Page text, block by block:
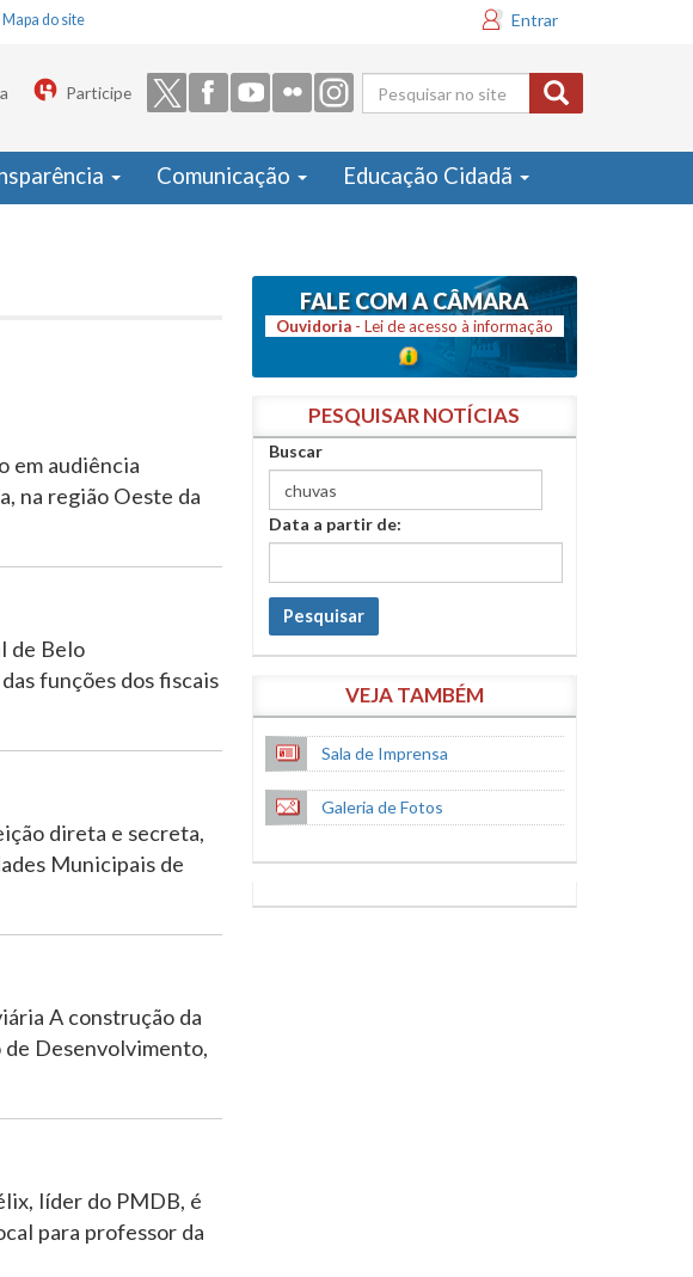
Mapa do site Entrar
Formulário
de busca
Participe
Comunicação Educação Cidadã
em audiência
na região Oeste da
de Belo
funções dos fiscais
direta e secreta,
Municipais de
A construção da
de Desenvolvimento,
líder do PMDB, é
para professor da
FALE COM A CÂMARA
Ouvidoria- Lei de acesso à informação
PESQUISAR NOTÍCIAS
Buscar
Data a partir de:
Pesquisar
VEJA TAMBÉM
Sala de Imprensa
Galeria de Fotos